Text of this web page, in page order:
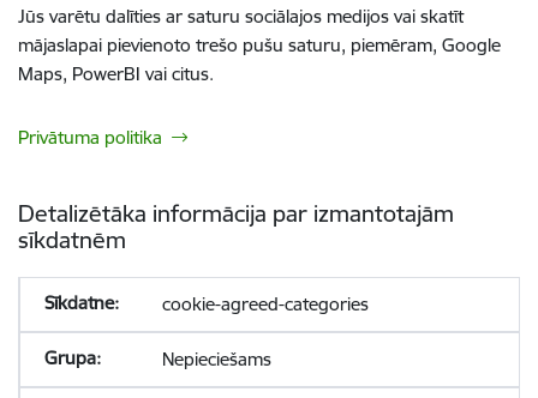
Jūs varētu dalīties ar saturu sociālajos medijos vai skatīt
mājaslapai pievienoto trešo pušu saturu, piemēram, Google
Maps, PowerBI vai citus.
Privātuma politika
Detalizētāka informācija par izmantotajām
sīkdatnēm
cookie-agreed-categories
Nepieciešams